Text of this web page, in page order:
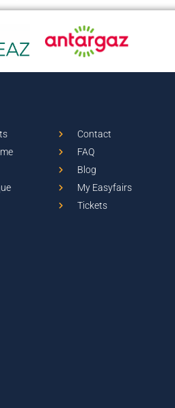
Contact
FAQ
Blog
My Easyfairs
Tickets